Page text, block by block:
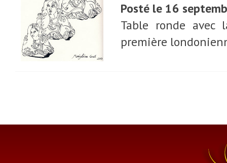
Posté le 16
Table ronde avec
première